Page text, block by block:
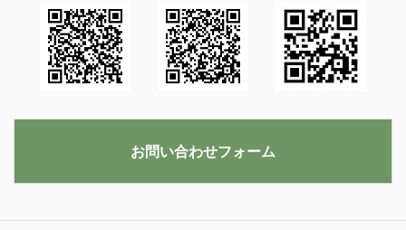
お問い合わせフォーム